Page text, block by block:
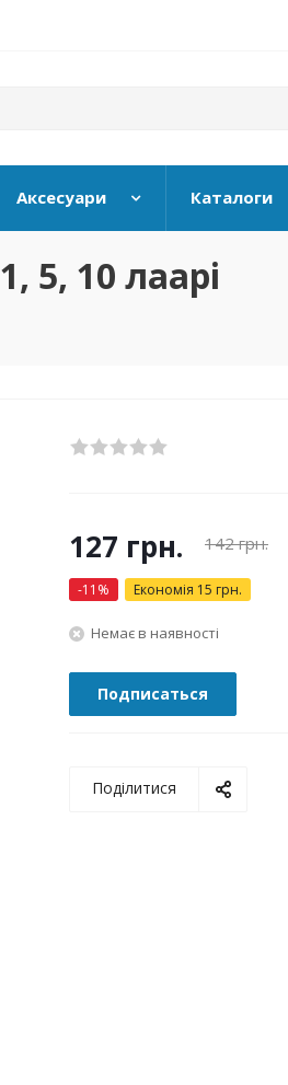
Аксесуари Каталоги
5, 10 лаарі
127 грн. 142грн.
-11 % Економія 15 грн.
Немає в наявності
Подписаться
Поділитися